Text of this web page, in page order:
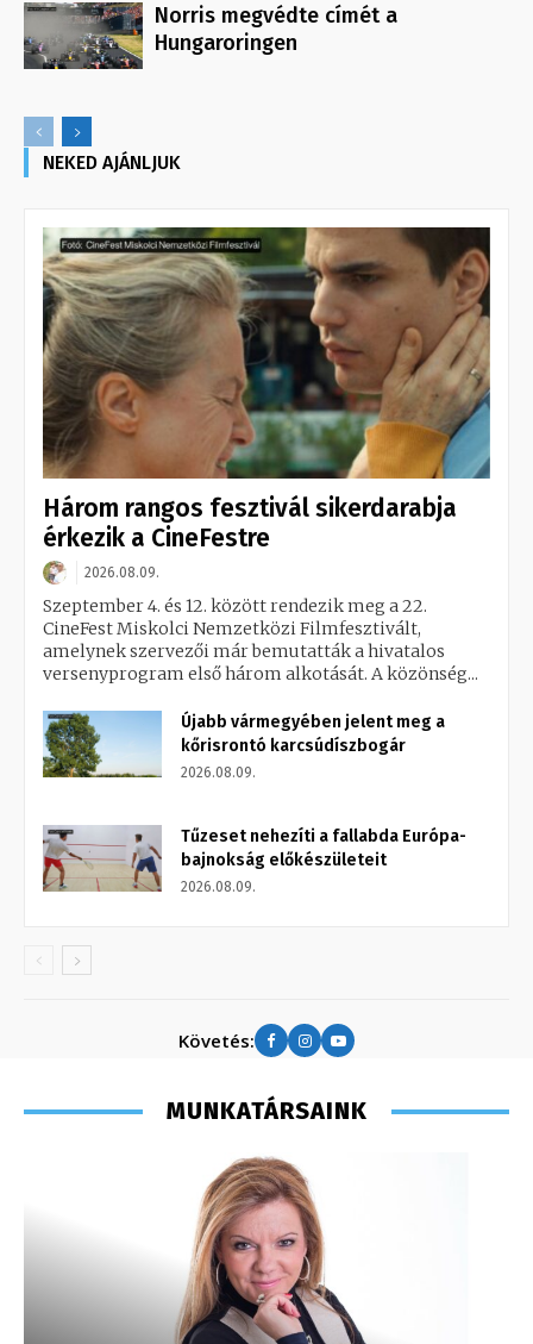
Norris megvédte címét a
Hungaroringen
NEKED AJÁNLJUK
Három rangos fesztivál sikerdarabja
érkezik a CineFestre
2026.08.09.
Szeptember 4. és 12. között rendezik meg a 22.
CineFest Miskolci Nemzetközi Filmfesztivált,
amelynek szervezői már bemutatták a hivatalos
versenyprogram első három alkotását. A közönség...
Újabb vármegyében jelent meg a
kőrisrontó karcsúdíszbogár
2026.08.09.
Tűzeset nehezíti a fallabda Európa-
bajnokság előkészületeit
2026.08.09.
Követés:
MUNKATÁRSAINK